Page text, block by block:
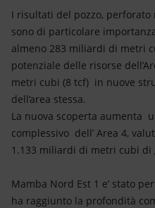
I risultati del pozzo, perforato
sono di particolare
almeno 283 miliardi di metri
potenziale delle risorse
metri cubi (8 tcf) in nuove
dell’area stessa.
La nuova scoperta aumenta
complessivo dell’ Area 4,
1.133 miliardi di metri cubi di
Mamba Nord Est 1 e’ stato
ha raggiunto la profondità